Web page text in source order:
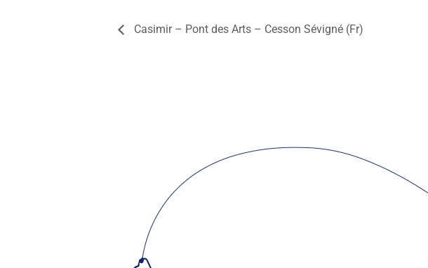
Casimir – Pont des Arts – Cesson Sévigné (Fr)